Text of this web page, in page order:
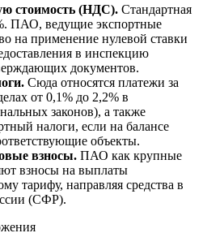
стоимость (НДС). Стандартная
ПАО, ведущие экспортные
на применение нулевой ставки
в инспекцию
документов.
Сюда относятся платежи за
от 0,1% до 2,2% в
законов), а также
налоги, если на балансе
объекты.
взносы. ПАО как крупные
взносы на выплаты
тарифу, направляя средства в
(СФР).